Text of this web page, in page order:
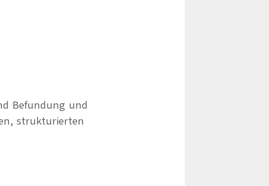
Befundung und
strukturierten